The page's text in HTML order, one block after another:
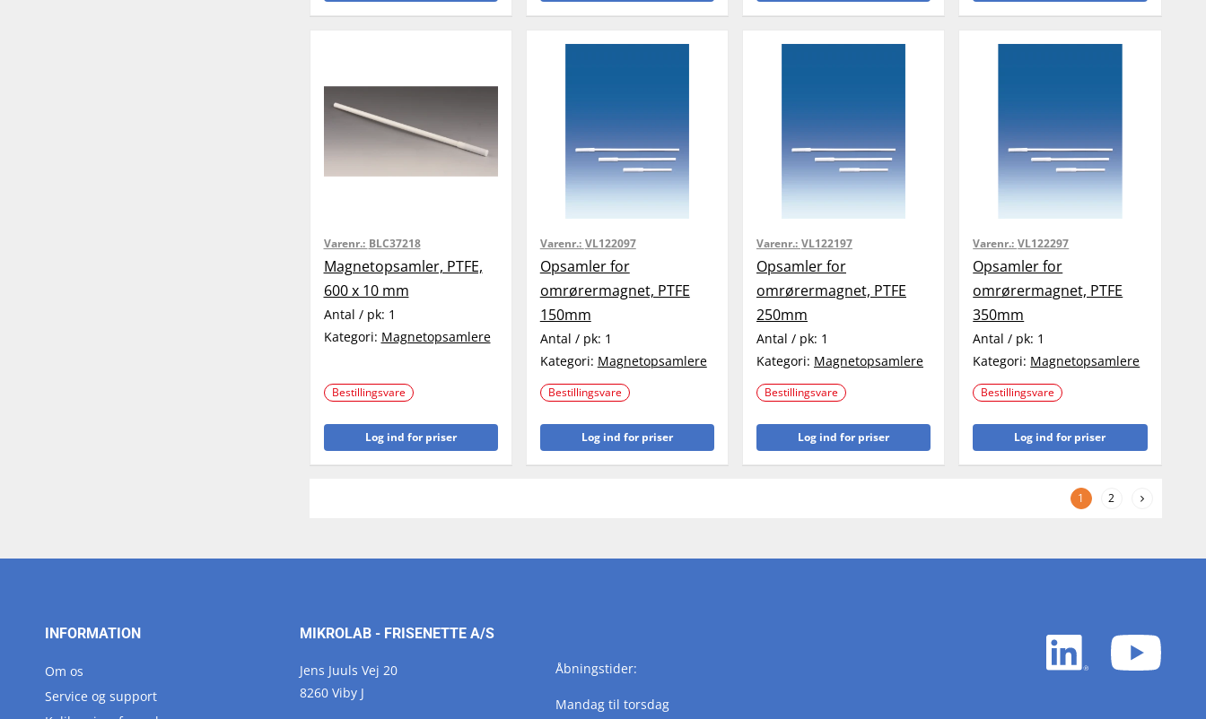
Varenr.: BLC37218
Magnetopsamler, PTFE,
600 x 10 mm
Antal / pk: 1
Kategori: Magnetopsamlere
Bestillingsvare
Log ind for priser
Varenr.: VL122097
Opsamler for
omrørermagnet, PTFE
150mm
Antal / pk: 1
Kategori: Magnetopsamlere
Bestillingsvare
Log ind for priser
Varenr.: VL122197
Opsamler for
omrørermagnet, PTFE
250mm
Antal / pk: 1
Kategori: Magnetopsamlere
Bestillingsvare
Log ind for priser
Varenr.: VL122297
Opsamler for
omrørermagnet, PTFE
350mm
Antal / pk: 1
Kategori: Magnetopsamlere
Bestillingsvare
Log ind for priser
1 2
INFORMATION
Om os
Service og support
MIKROLAB - FRISENETTE A/S
Jens Juuls Vej 20
8260 Viby J
Åbningstider:
Mandag til torsdag
LinkedIn
white
white